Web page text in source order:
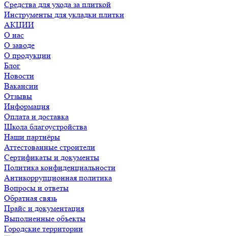
Средства для ухода за плиткой
Инструменты для укладки плитки
АКЦИИ
О нас
О заводе
О продукции
Блог
Новости
Вакансии
Отзывы
Информация
Оплата и доставка
Школа благоустройства
Наши партнёры
Аттестованные строители
Сертификаты и документы
Политика конфиденциальности
Антикоррупционная политика
Вопросы и ответы
Обратная связь
Прайс и документация
Выполненные объекты
Городские территории